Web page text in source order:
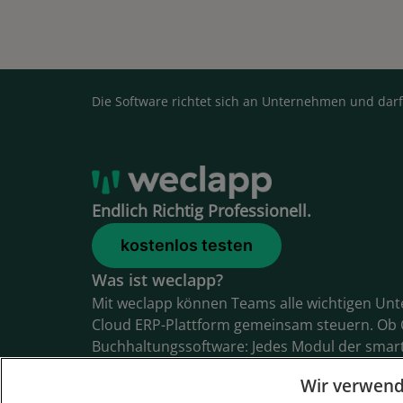
Die Software richtet sich an Unternehmen und
Endlich Richtig Professionell.
kostenlos testen
Was ist weclapp?
Mit weclapp können Teams alle wichtigen
Cloud ERP-Plattform gemeinsam steuern.
Buchhaltungssoftware: Jedes Modul der
lassen sich alle Informationen zu Kunden,
Wir